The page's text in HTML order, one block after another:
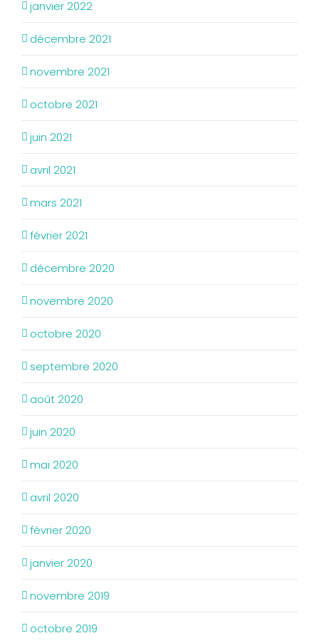
janvier 2022
décembre 2021
novembre 2021
octobre 2021
juin 2021
avril 2021
mars 2021
février 2021
décembre 2020
novembre 2020
octobre 2020
septembre 2020
août 2020
juin 2020
mai 2020
avril 2020
février 2020
janvier 2020
novembre 2019
octobre 2019